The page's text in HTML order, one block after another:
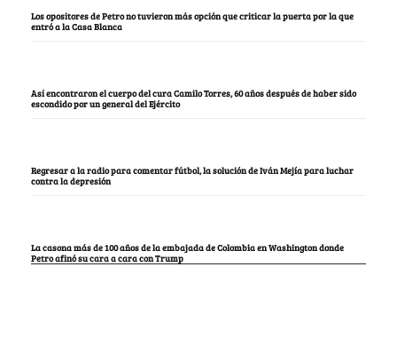
Los opositores de Petro no tuvieron más opción que criticar la puerta por la que
entró a la Casa Blanca
Así encontraron el cuerpo del cura Camilo Torres, 60 años después de haber sido
escondido por un general del Ejército
Regresar a la radio para comentar fútbol, la solución de Iván Mejía para luchar
contra la depresión
La casona más de 100 años de la embajada de Colombia en Washington donde
Petro afinó su cara a cara con Trump